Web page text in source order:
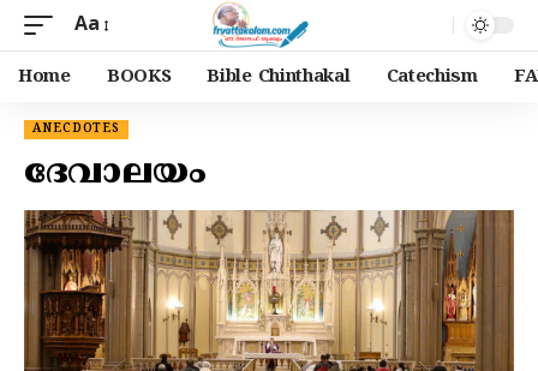
Aa
Home BOOKS Bible Chinthakal Catechism
ANECDOTES
ദേവാലയം